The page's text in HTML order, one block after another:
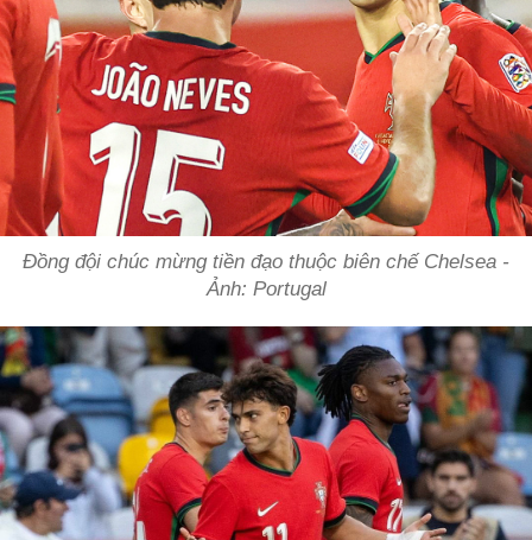
Đồng đội chúc mừng tiền đạo thuộc biên chế Chelsea -
Ảnh: Portugal